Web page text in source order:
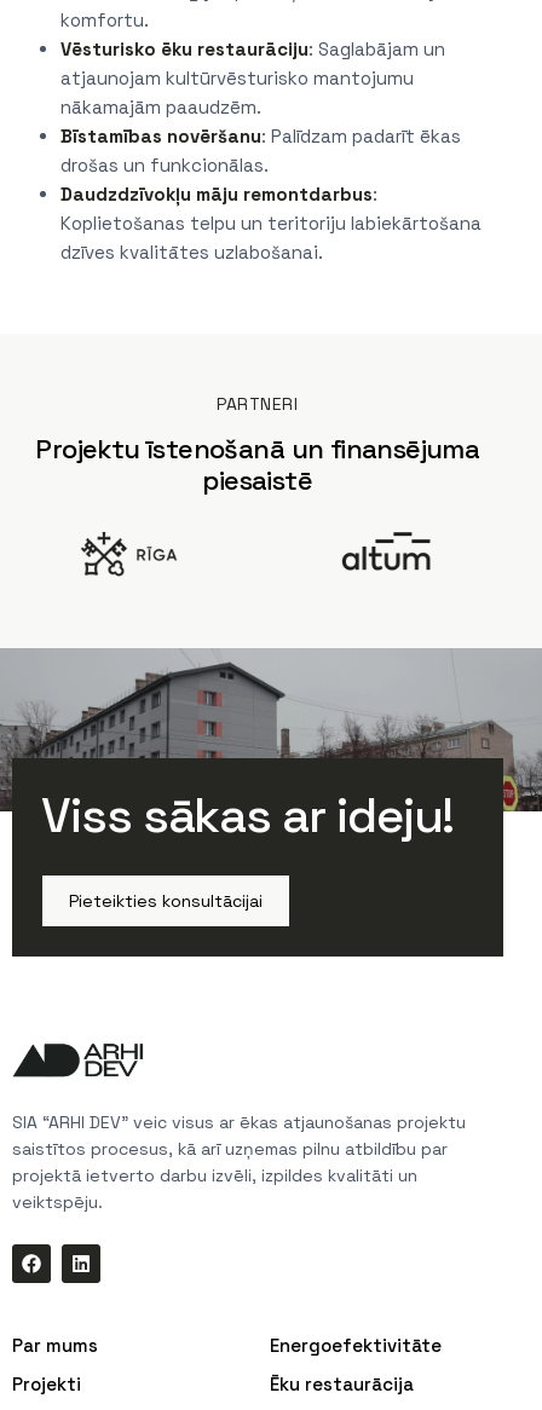
komfortu.
Vēsturisko ēku restaurāciju: Saglabājam un
atjaunojam kultūrvēsturisko mantojumu
nākamajām paaudzēm.
Bīstamības novēršanu: Palīdzam padarīt ēkas
drošas un funkcionālas.
Daudzdzīvokļu māju remontdarbus:
Koplietošanas telpu un teritoriju labiekārtošana
dzīves kvalitātes uzlabošanai.
PARTNERI
Projektu īstenošanā un finansējuma
piesaistē
Viss sākas ar ideju!
Pieteikties konsultācijai
SIA “ARHI DEV” veic visus ar ēkas atjaunošanas projektu
saistītos procesus, kā arī uzņemas pilnu atbildību par
projektā ietverto darbu izvēli, izpildes kvalitāti un
veiktspēju.
Par mums
Projekti
Energoefektivitāte
Ēku restaurācija